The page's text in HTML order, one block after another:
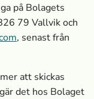
på Bolagets
79 Vallvik och
, senast från
att skickas
det hos Bolaget